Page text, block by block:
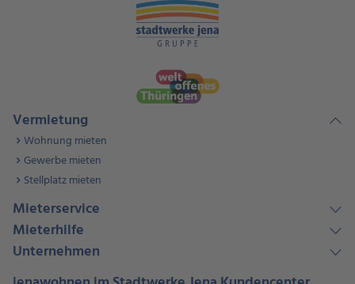
Vermietung
Wohnung mieten
Gewerbe mieten
Stellplatz mieten
Mieterservice
Mieterhilfe
Unternehmen